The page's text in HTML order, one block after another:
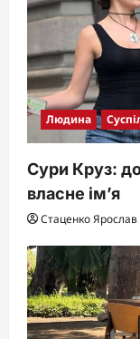
Людина
Сури Круз:
власне ім’я
Стаценко Ярослав